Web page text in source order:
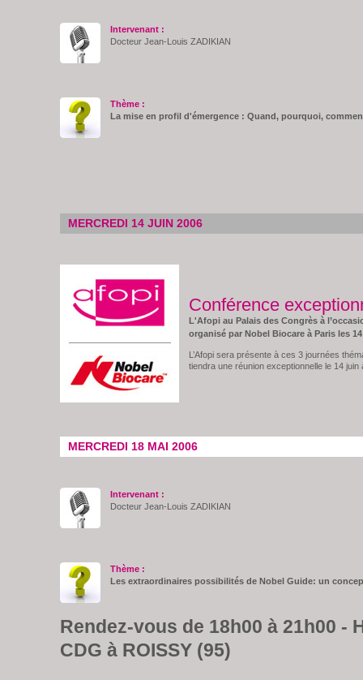
Intervenant :
Docteur Jean-Louis ZADIKIAN
Thème :
La mise en profil d'émergence : Quand, pourquoi,
MERCREDI 14 JUIN 2006
Conférence
L'Afopi au Palais des Congrès à
organisé par Nobel Biocare à Paris les
L’Afopi sera présente à ces 3 journées
tiendra une réunion exceptionnelle le 14
MERCREDI 18 MAI 2006
Intervenant :
Docteur Jean-Louis ZADIKIAN
Thème :
Les extraordinaires possibilités de Nobel Guide: un
Rendez-vous de 18h00 à 21h00 -
CDG à ROISSY (95)